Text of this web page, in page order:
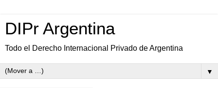
DIPr Argentina
Todo el Derecho Internacional Privado de Argentina
▼